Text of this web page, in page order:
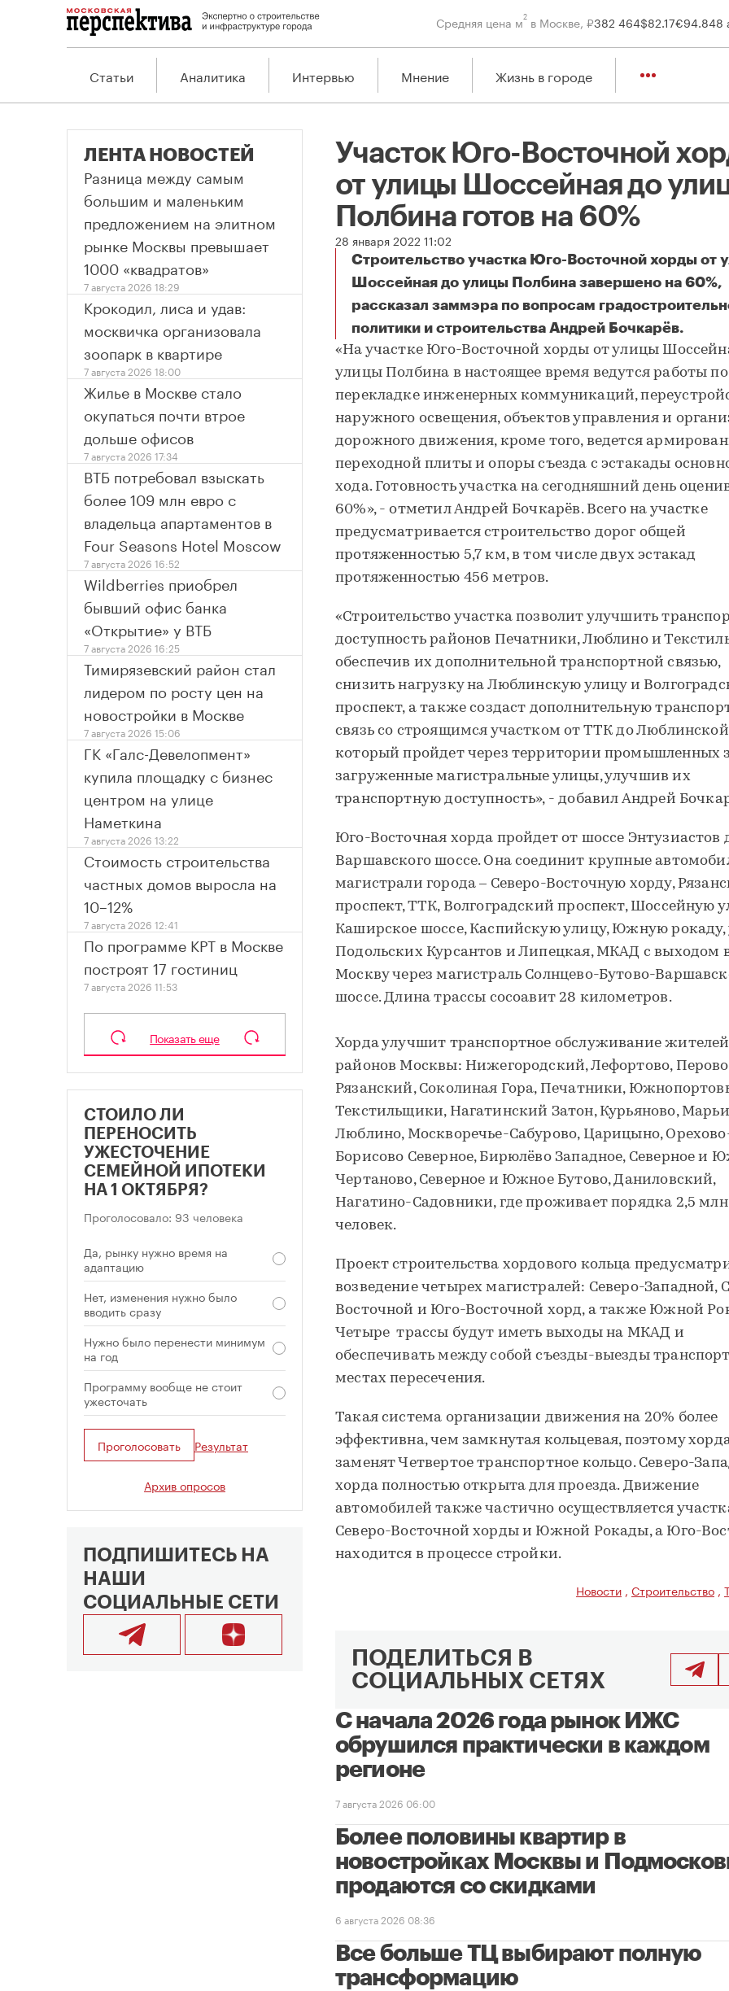
Средняя цена м2 в Москве, ₽382 464$82.17€94.848
Статьи Аналитика Интервью Мнение Жизнь в городе
Участок Юго-Восточной
от улицы Шоссейная до
Полбина готов на 60%
28 января 2022 11:02
Строительство участка Юго-Восточной хорды от
Шоссейная до улицы Полбина завершено на 60%,
рассказал заммэра по вопросам
политики и строительства Андрей Бочкарёв.
«На участке Юго-Восточной хорды от улицы
улицы Полбина в настоящее время ведутся работы по
перекладке инженерных коммуникаций,
наружного освещения, объектов управления и
дорожного движения, кроме того, ведется
переходной плиты и опоры съезда с эстакады
хода. Готовность участка на сегодняшний день
60%», - отметил Андрей Бочкарёв. Всего на участке
предусматривается строительство дорог общей
протяженностью 5,7 км, в том числе двух эстакад
протяженностью 456 метров.
«Строительство участка позволит улучшить
доступность районов Печатники, Люблино и
обеспечив их дополнительной транспортной связью,
снизить нагрузку на Люблинскую улицу и
проспект, а также создаст дополнительную
связь со строящимся участком от ТТК до
который пройдет через территории промышленных
загруженные магистральные улицы, улучшив их
транспортную доступность», - добавил Андрей
Юго-Восточная хорда пройдет от шоссе Энтузиастов
Варшавского шоссе. Она соединит крупные
магистрали города – Северо-Восточную хорду,
проспект, ТТК, Волгоградский проспект, Шоссейную
Каширское шоссе, Каспийскую улицу, Южную
Подольских Курсантов и Липецкая, МКАД с выходом
Москву через магистраль Солнцево-Бутово-
шоссе. Длина трассы сосоавит 28 километров.
Хорда улучшит транспортное обслуживание
районов Москвы: Нижегородский, Лефортово,
Рязанский, Соколиная Гора, Печатники,
Текстильщики, Нагатинский Затон, Курьяново,
Люблино, Москворечье-Сабурово, Царицыно,
Борисово Северное, Бирюлёво Западное, Северное и
Чертаново, Северное и Южное Бутово, Даниловский,
Нагатино-Садовники, где проживает порядка 2,5
человек.
Проект строительства хордового кольца
возведение четырех магистралей: Северо-Западной,
Восточной и Юго-Восточной хорд, а также Южной
Четыре трассы будут иметь выходы на МКАД и
обеспечивать между собой съезды-выезды
местах пересечения.
Такая система организации движения на 20% более
эффективна, чем замкнутая кольцевая, поэтому
заменят Четвертое транспортное кольцо. Северо-
хорда полностью открыта для проезда. Движение
автомобилей также частично осуществляется
Северо-Восточной хорды и Южной Рокады, а Юго-
находится в процессе стройки.
Новости , Строительство ,
ПОДЕЛИТЬСЯ В
СОЦИАЛЬНЫХ СЕТЯХ
С начала 2026 года рынок ИЖС
обрушился практически в каждом
регионе
7 августа 2026 06:00
Более половины квартир в
новостройках Москвы и
продаются со скидками
6 августа 2026 08:36
Все больше ТЦ выбирают полную
трансформацию
ЛЕНТА НОВОСТЕЙ
Разница между самым
большим и маленьким
предложением на элитном
рынке Москвы превышает
1000 «квадратов»
7 августа 2026 18:29
Крокодил, лиса и удав:
москвичка организовала
зоопарк в квартире
7 августа 2026 18:00
Жилье в Москве стало
окупаться почти втрое
дольше офисов
7 августа 2026 17:34
ВТБ потребовал взыскать
более 109 млн евро с
владельца апартаментов в
Four Seasons Hotel Moscow
7 августа 2026 16:52
Wildberries приобрел
бывший офис банка
«Открытие» у ВТБ
7 августа 2026 16:25
Тимирязевский район стал
лидером по росту цен на
новостройки в Москве
7 августа 2026 15:06
ГК «Галс-Девелопмент»
купила площадку с бизнес
центром на улице
Наметкина
7 августа 2026 13:22
Стоимость строительства
частных домов выросла на
10–12%
7 августа 2026 12:41
По программе КРТ в Москве
построят 17 гостиниц
7 августа 2026 11:53
Показать еще
СТОИЛО ЛИ
ПЕРЕНОСИТЬ
УЖЕСТОЧЕНИЕ
СЕМЕЙНОЙ ИПОТЕКИ
НА 1 ОКТЯБРЯ?
Проголосовало: 93 человека
Да, рынку нужно время на
адаптацию
Нет, изменения нужно было
вводить сразу
Нужно было перенести минимум
на год
Программу вообще не стоит
ужесточать
Проголосовать Результат
Архив опросов
ПОДПИШИТЕСЬ НА
НАШИ
СОЦИАЛЬНЫЕ СЕТИ